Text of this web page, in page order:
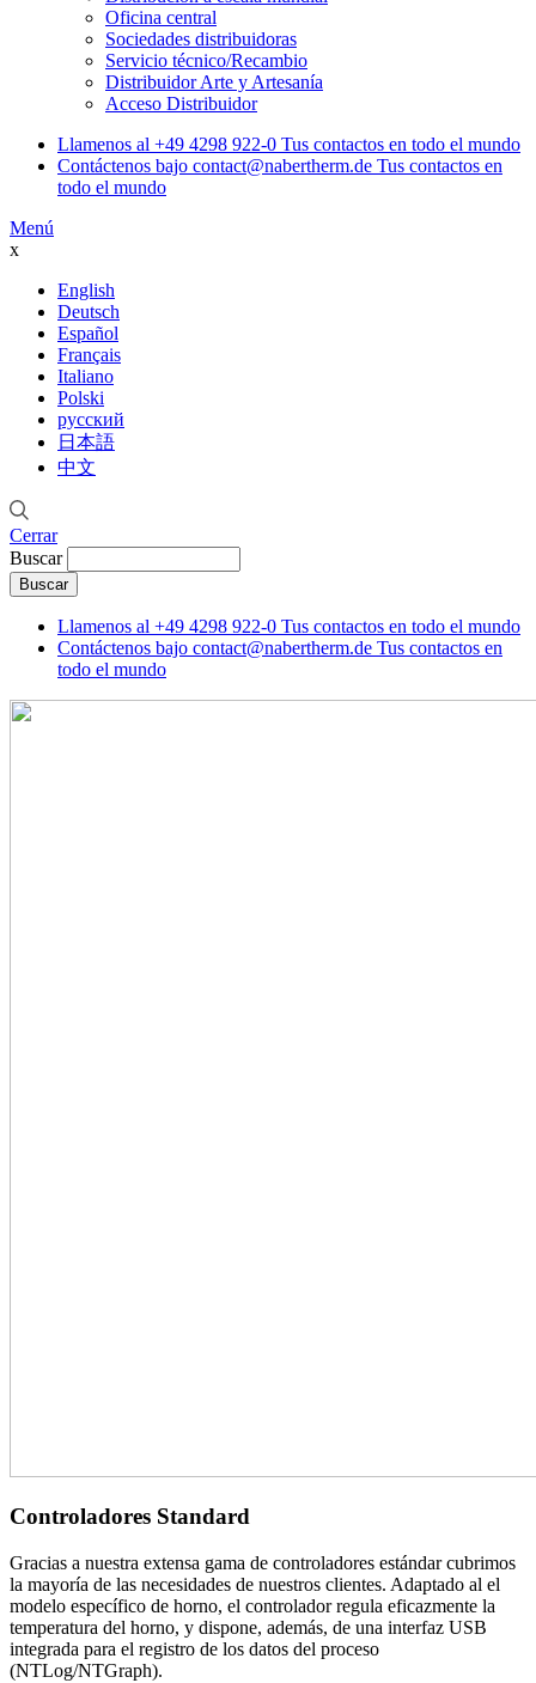
Oficina central
Sociedades distribuidoras
Servicio técnico/Recambio
Distribuidor Arte y Artesanía
Acceso Distribuidor
Llamenos al +49 4298 922-0 Tus contactos en todo el mundo
Contáctenos bajo contact@nabertherm.de Tus contactos en
todo el mundo
Menú
x
English
Deutsch
Español
Français
Italiano
Polski
русский
日本語
中文
Cerrar
Buscar
Llamenos al +49 4298 922-0 Tus contactos en todo el mundo
Contáctenos bajo contact@nabertherm.de Tus contactos en
todo el mundo
Controladores Standard
Gracias a nuestra extensa gama de controladores estándar cubrimos
la mayoría de las necesidades de nuestros clientes. Adaptado al el
modelo específico de horno, el controlador regula eficazmente la
temperatura del horno, y dispone, además, de una interfaz USB
integrada para el registro de los datos del proceso
(NTLog/NTGraph).